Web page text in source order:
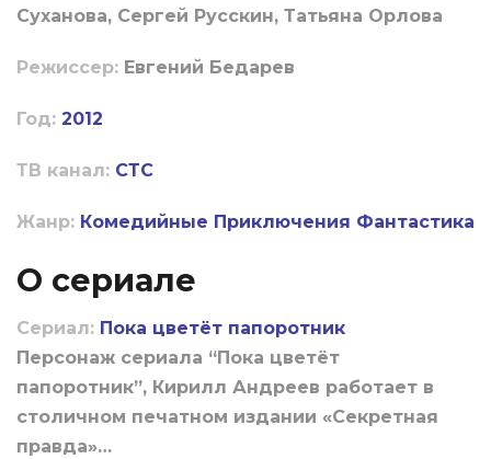
Суханова, Сергей Русскин, Татьяна Орлова
Режиссер: Евгений Бедарев
Год: 2012
ТВ канал: СТС
Жанр: Комедийные Приключения Фантастика
О сериале
Сериал: Пока цветёт папоротник
Персонаж сериала “Пока цветёт
папоротник”, Кирилл Андреев работает в
столичном печатном издании «Секретная
правда»…